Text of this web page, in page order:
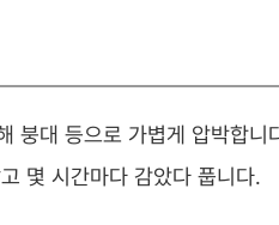
붕대 등으로 가볍게 압박합니
몇 시간마다 감았다 풉니다.